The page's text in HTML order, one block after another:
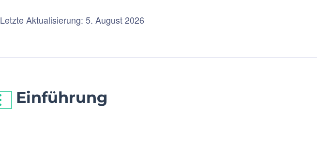
Letzte Aktualisierung: 5. August 2026
Einführung